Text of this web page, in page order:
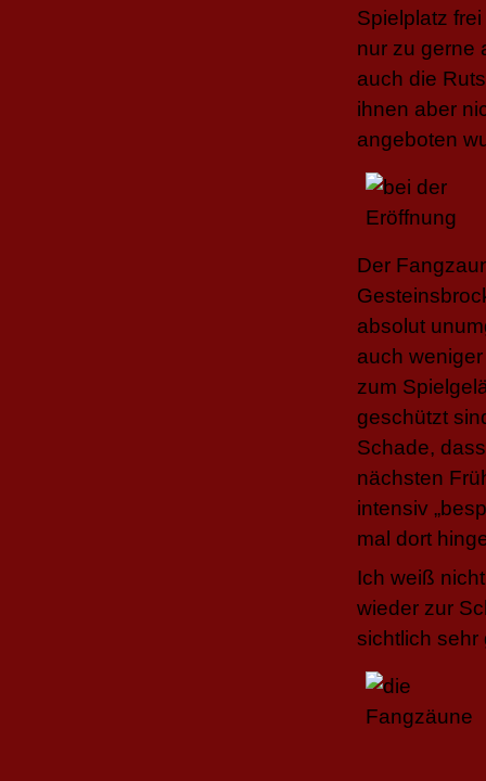
Spielplatz
nur zu gerne
auch die
ihnen aber
angeboten
Der
absolut
auch
zum
geschützt
Schade,
nächsten
intensiv
mal dort
Ich weiß
wieder zur
sichtlich sehr